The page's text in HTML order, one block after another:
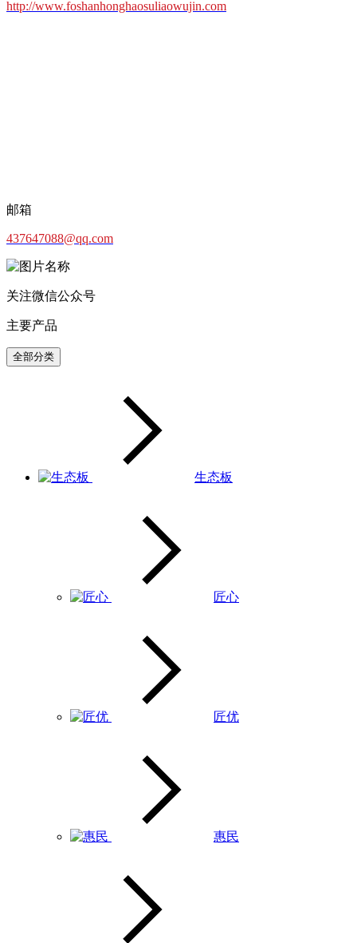
http://www.foshanhonghaosuliaowujin.com
邮箱
437647088@qq.com
关注微信公众号
主要产品
全部分类
生态板
匠心
匠优
惠民